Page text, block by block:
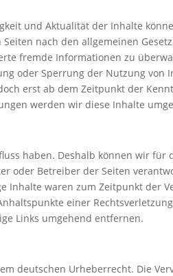
und Aktualität der Inhalte
nach den allgemeinen
fremde Informationen zu
oder Sperrung der Nutzung von
erst ab dem Zeitpunkt der
werden wir diese Inhalte
haben. Deshalb können wir für
oder Betreiber der Seiten
Inhalte waren zum Zeitpunkt der
einer
Links umgehend entfernen.
deutschen Urheberrecht. Die